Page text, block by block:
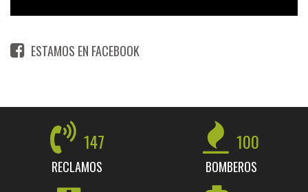
ESTAMOS EN FACEBOOK
147
RECLAMOS
100
BOMBEROS